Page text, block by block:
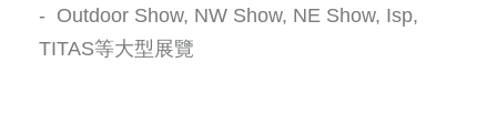
- Outdoor Show, NW Show, NE Show, Isp,
TITAS等大型展覽